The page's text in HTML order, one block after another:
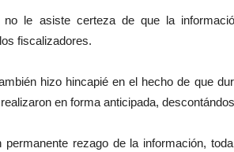
le asiste certeza de que la
fiscalizadores.
hizo hincapié en el hecho de que
en forma anticipada,
permanente rezago de la información,